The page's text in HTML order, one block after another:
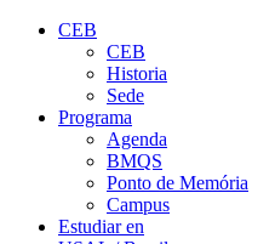
CEB
CEB
Historia
Sede
Programa
Agenda
BMQS
Ponto de Memória
Campus
Estudiar en